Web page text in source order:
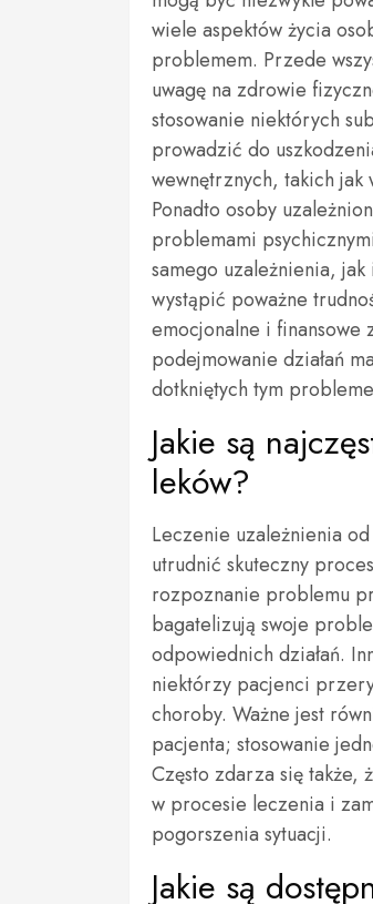
wiele aspektów życia
problemem. Przede
uwagę na zdrowie
stosowanie niektórych
prowadzić do
wewnętrznych, takich jak
Ponadto osoby
problemami
samego uzależnienia,
wystąpić poważne
emocjonalne i finansowe
podejmowanie działań
dotkniętych tym
Jakie są
leków?
Leczenie uzależnienia
utrudnić skuteczny
rozpoznanie problemu
bagatelizują swoje
odpowiednich działań.
niektórzy pacjenci
choroby. Ważne jest
pacjenta; stosowanie
Często zdarza się także,
w procesie leczenia i
pogorszenia sytuacji.
Jakie są